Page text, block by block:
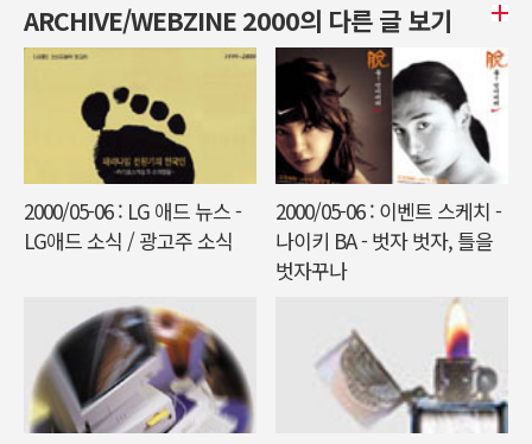
ARCHIVE/WEBZINE 2000의 다른 글 보기
2000/05-06 : LG 애드 뉴스 -
LG애드 소식 / 광고주 소식
2000/05-06 : 이벤트 스케치 -
나이키 BA - 벗자 벗자, 틀을
벗자꾸나